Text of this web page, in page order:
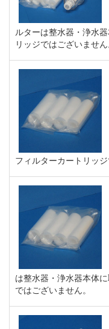
ルターは整水器・浄水
リッジではございません
フィルターカートリッジ
は整水器・浄水器本体
ではございません。